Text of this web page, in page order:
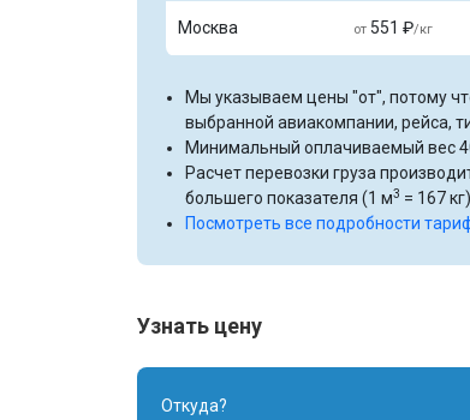
Москва от 551 ₽/кг
Мы указываем цены "от", потому
выбранной авиакомпании, рейса,
Минимальный оплачиваемый вес
Расчет перевозки груза
большего показателя (1 м3 = 167 кг).
Посмотреть все подробности
Узнать цену
Откуда?